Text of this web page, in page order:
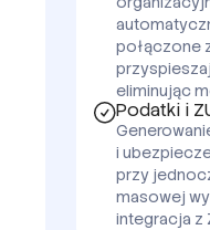
połączone
eliminując
Podatki i
i
przy
masowej
integracja z